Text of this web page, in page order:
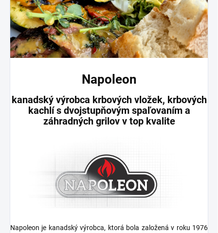
Napoleon
kanadský výrobca krbových vložek, krbových
kachlí s dvojstupňovým spaľovaním a
záhradných grilov v top kvalite
Napoleon je kanadský výrobca, ktorá bola založená v roku 1976